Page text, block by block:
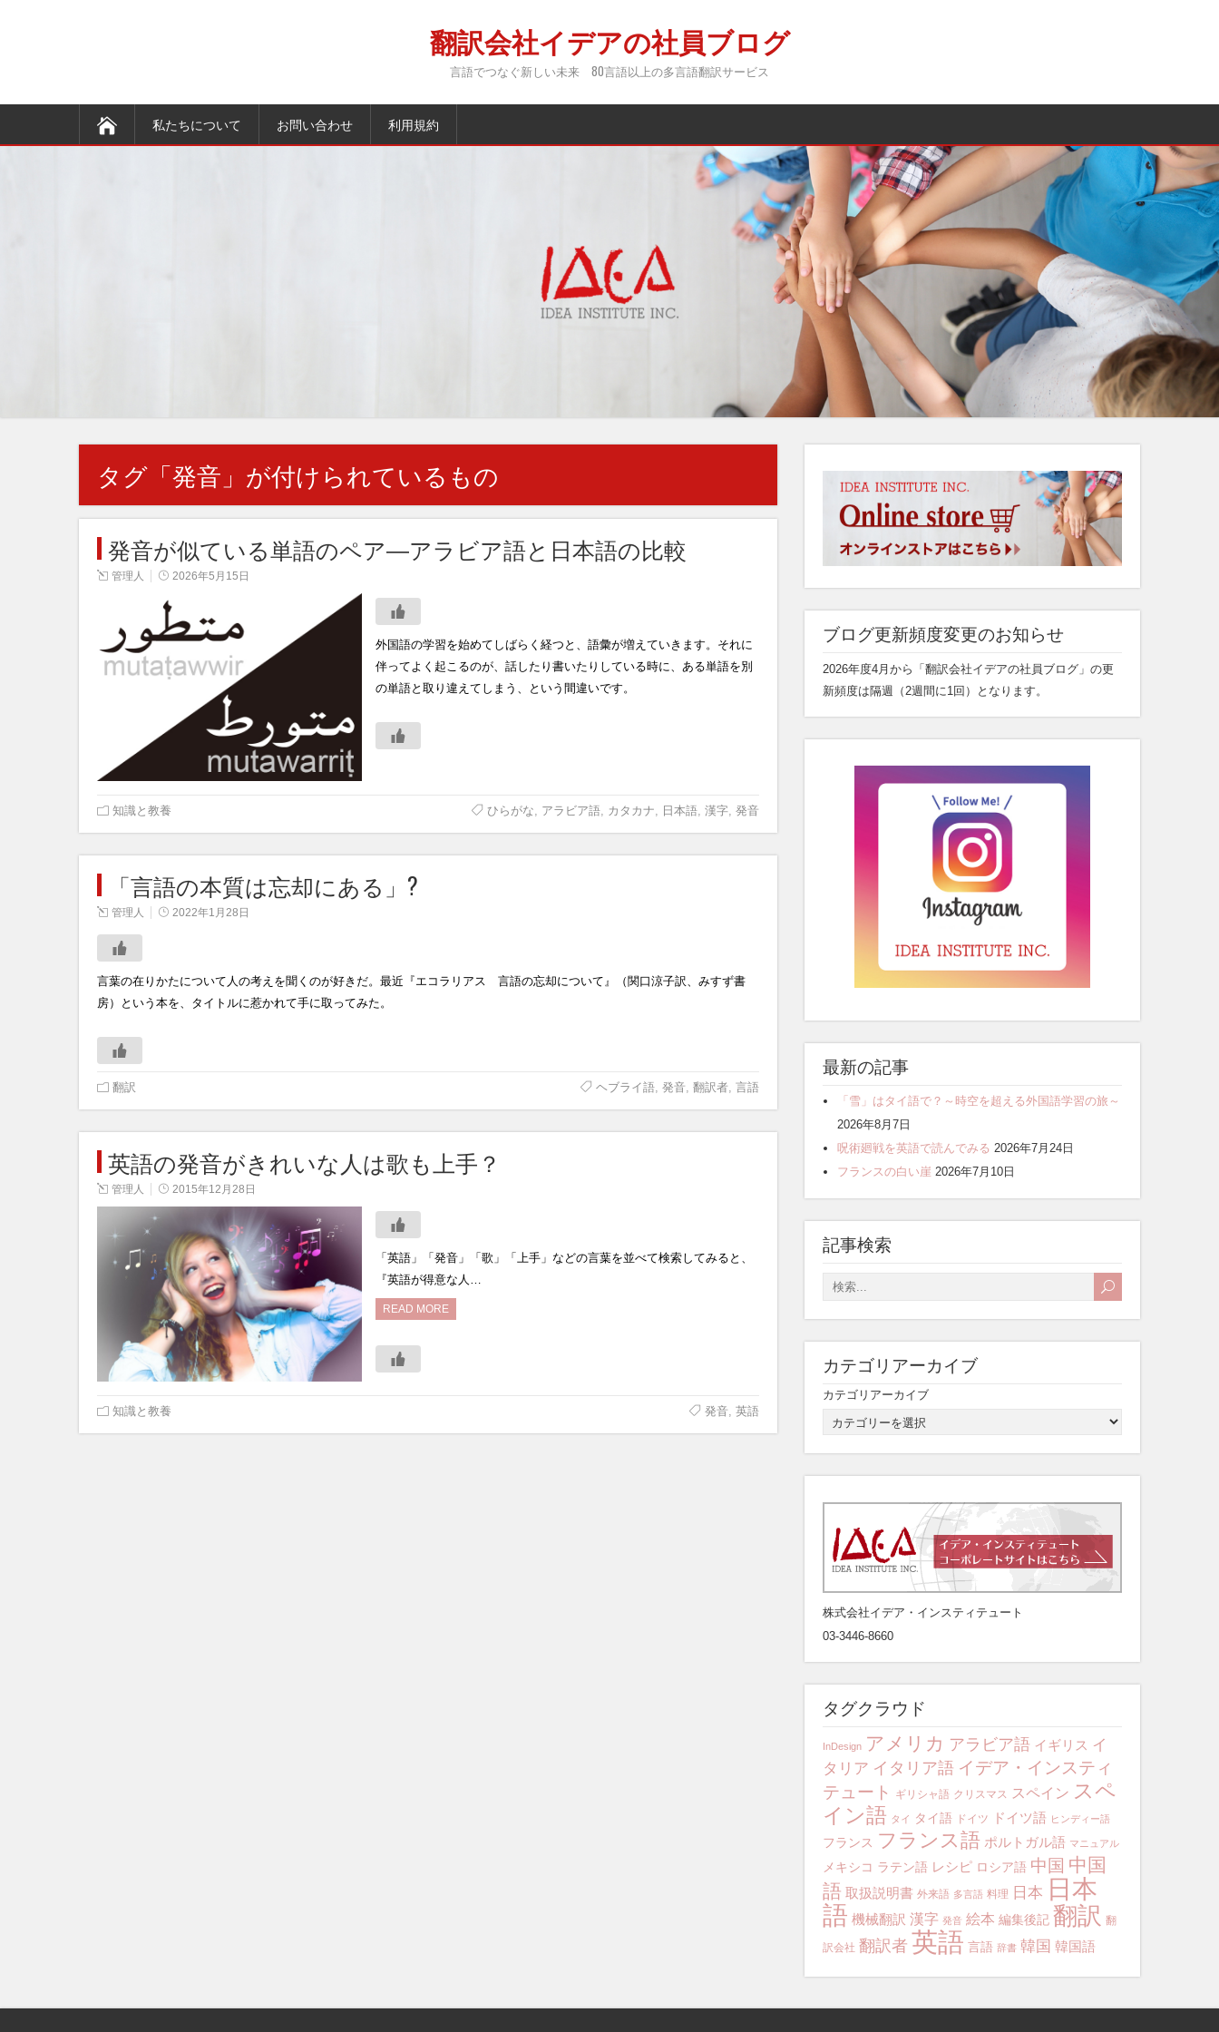
翻訳会社イデアの社員ブログ
言語でつなぐ新しい未来 80言語以上の多言語翻訳サービス
私たちについて お問い合わせ 利用規約
タグ「発音 」が付けられているもの
発音が似ている単語のペア―アラビア語と日本語の比較
管理人 2026年5月15日
外国語の学習を始めてしばらく経つと、語彙が増えていきます。それに
伴ってよく起こるのが、話したり書いたりしている時に、ある単語を別
の単語と取り違えてしまう、という間違いです。
知識と教養 ひらがな アラビア語, カタカナ 日本語, 漢字, 発音
「言語の本質は忘却にある」?
管理人 2022年1月28日
言葉の在りかたについて人の考えを聞くのが好きだ。最近『エコラリアス 言語の忘却について』（関口涼子訳、みすず書
房）という本を、タイトルに惹かれて手に取ってみた。
翻訳 ヘブライ語, 発音, 翻訳者, 言語
英語の発音がきれいな人は歌も上手？
管理人 2015年12月28日
「英語」「発音」「歌」「上手」などの言葉を並べて検索してみると、
『英語が得意な人…
READ MORE
知識と教養 発音, 英語
ブログ更新頻度変更のお知らせ
2026年度4月から「翻訳会社イデアの社員ブログ」の更
新頻度は隔週（2週間に1回）となります。
最新の記事
「雪」はタイ語で？～時空を超える外国語学習の旅～
2026年8月7日
呪術廻戦を英語で読んでみる 2026年7月24日
フランスの白い崖 2026年7月10日
記事検索
カテゴリアーカイブ
カテゴリアーカイブ
株式会社イデア・インスティテュート
03-3446-8660
タグクラウド
InDesign アメリカ アラビア語 イギリス イ
タリア イタリア語 イデア・インスティ
テュート
ギリシャ語 クリスマス スペイン スペ
イン語 タイ タイ語 ドイツ ドイツ語 ヒンディー語
フランス フランス語 ポルトガル語 マニュアル
メキシコ ラテン語 レシピ ロシア語 中国 中国
語 取扱説明書 外来語 多言語 料理 日本 日本
語 機械翻訳 漢字 発音 絵本 編集後記 翻訳 翻
訳会社 翻訳者 英語 言語 辞書 韓国 韓国語